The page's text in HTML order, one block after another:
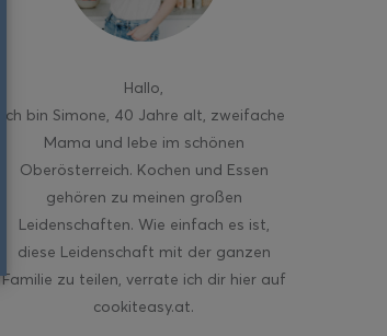
Hallo
ich bin Simone, 40 Jahre alt, zweifache
Mama und lebe im schönen
Oberösterreich. Kochen und Essen
gehören zu meinen großen
Leidenschaften. Wie einfach es ist,
diese Leidenschaft mit der ganzen
Familie zu teilen, verrate ich dir hier auf
cookiteasy.at.